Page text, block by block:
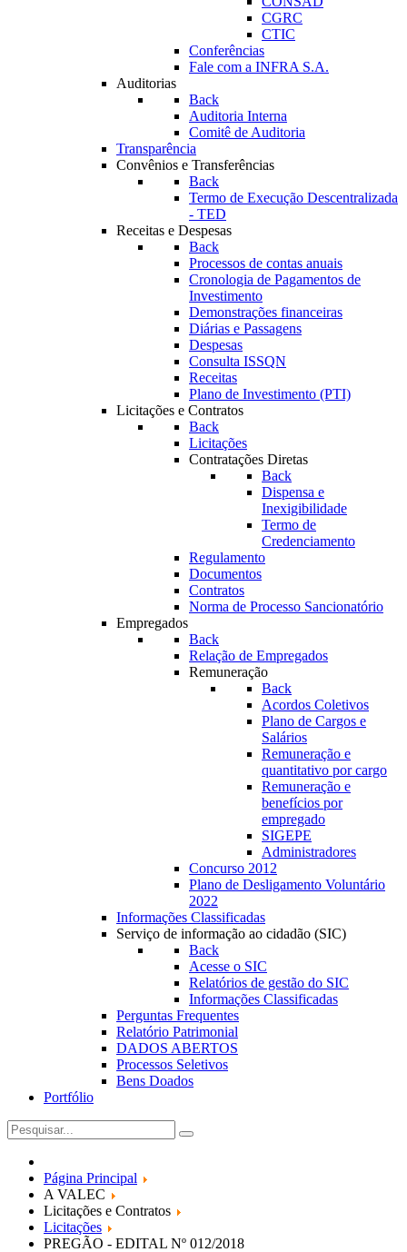
CGRC
CTIC
Conferências
Fale com a INFRA S.A.
Auditorias
Back
Auditoria Interna
Comitê de Auditoria
Transparência
Convênios e Transferências
Back
Termo de Execução Descentralizada
- TED
Receitas e Despesas
Back
Processos de contas anuais
Cronologia de Pagamentos de
Investimento
Demonstrações financeiras
Diárias e Passagens
Despesas
Consulta ISSQN
Receitas
Plano de Investimento (PTI)
Licitações e Contratos
Back
Licitações
Contratações Diretas
Back
Dispensa e
Inexigibilidade
Termo de
Credenciamento
Regulamento
Documentos
Contratos
Norma de Processo Sancionatório
Empregados
Back
Relação de Empregados
Remuneração
Back
Acordos Coletivos
Plano de Cargos e
Salários
Remuneração e
quantitativo por cargo
Remuneração e
benefícios por
empregado
SIGEPE
Administradores
Concurso 2012
Plano de Desligamento Voluntário
2022
Informações Classificadas
Serviço de informação ao cidadão (SIC)
Back
Acesse o SIC
Relatórios de gestão do SIC
Informações Classificadas
Perguntas Frequentes
Relatório Patrimonial
DADOS ABERTOS
Processos Seletivos
Bens Doados
Portfólio
Página Principal
A VALEC
Licitações e Contratos
Licitações
PREGÃO - EDITAL Nº 012/2018